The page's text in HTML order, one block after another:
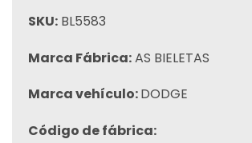
SKU: BL5583
Marca Fábrica:AS BIELETAS
Marca vehículo:DODGE
Código de fábrica: